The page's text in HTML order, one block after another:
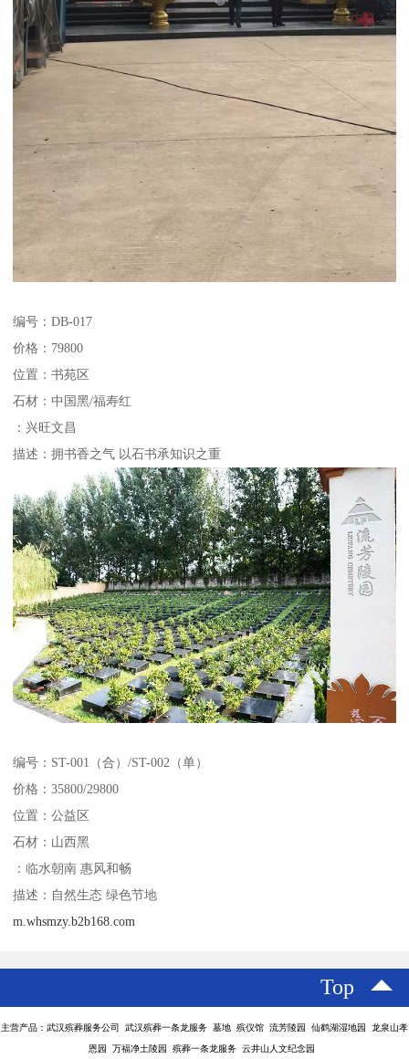
编号：DB-017
价格：79800
位置：书苑区
石材：中国黑/福寿红
：兴旺文昌
描述：拥书香之气 以石书承知识之重
编号：ST-001（合）/ST-002（单）
价格：35800/29800
位置：公益区
石材：山西黑
：临水朝南 惠风和畅
描述：自然生态 绿色节地
m.whsmzy.b2b168.com
Top
主营产品：武汉殡葬服务公司 武汉殡葬一条龙服务 墓地 殡仪馆 流芳陵园 仙鹤湖湿地园 龙泉山孝
恩园 万福净土陵园 殡葬一条龙服务 云井山人文纪念园